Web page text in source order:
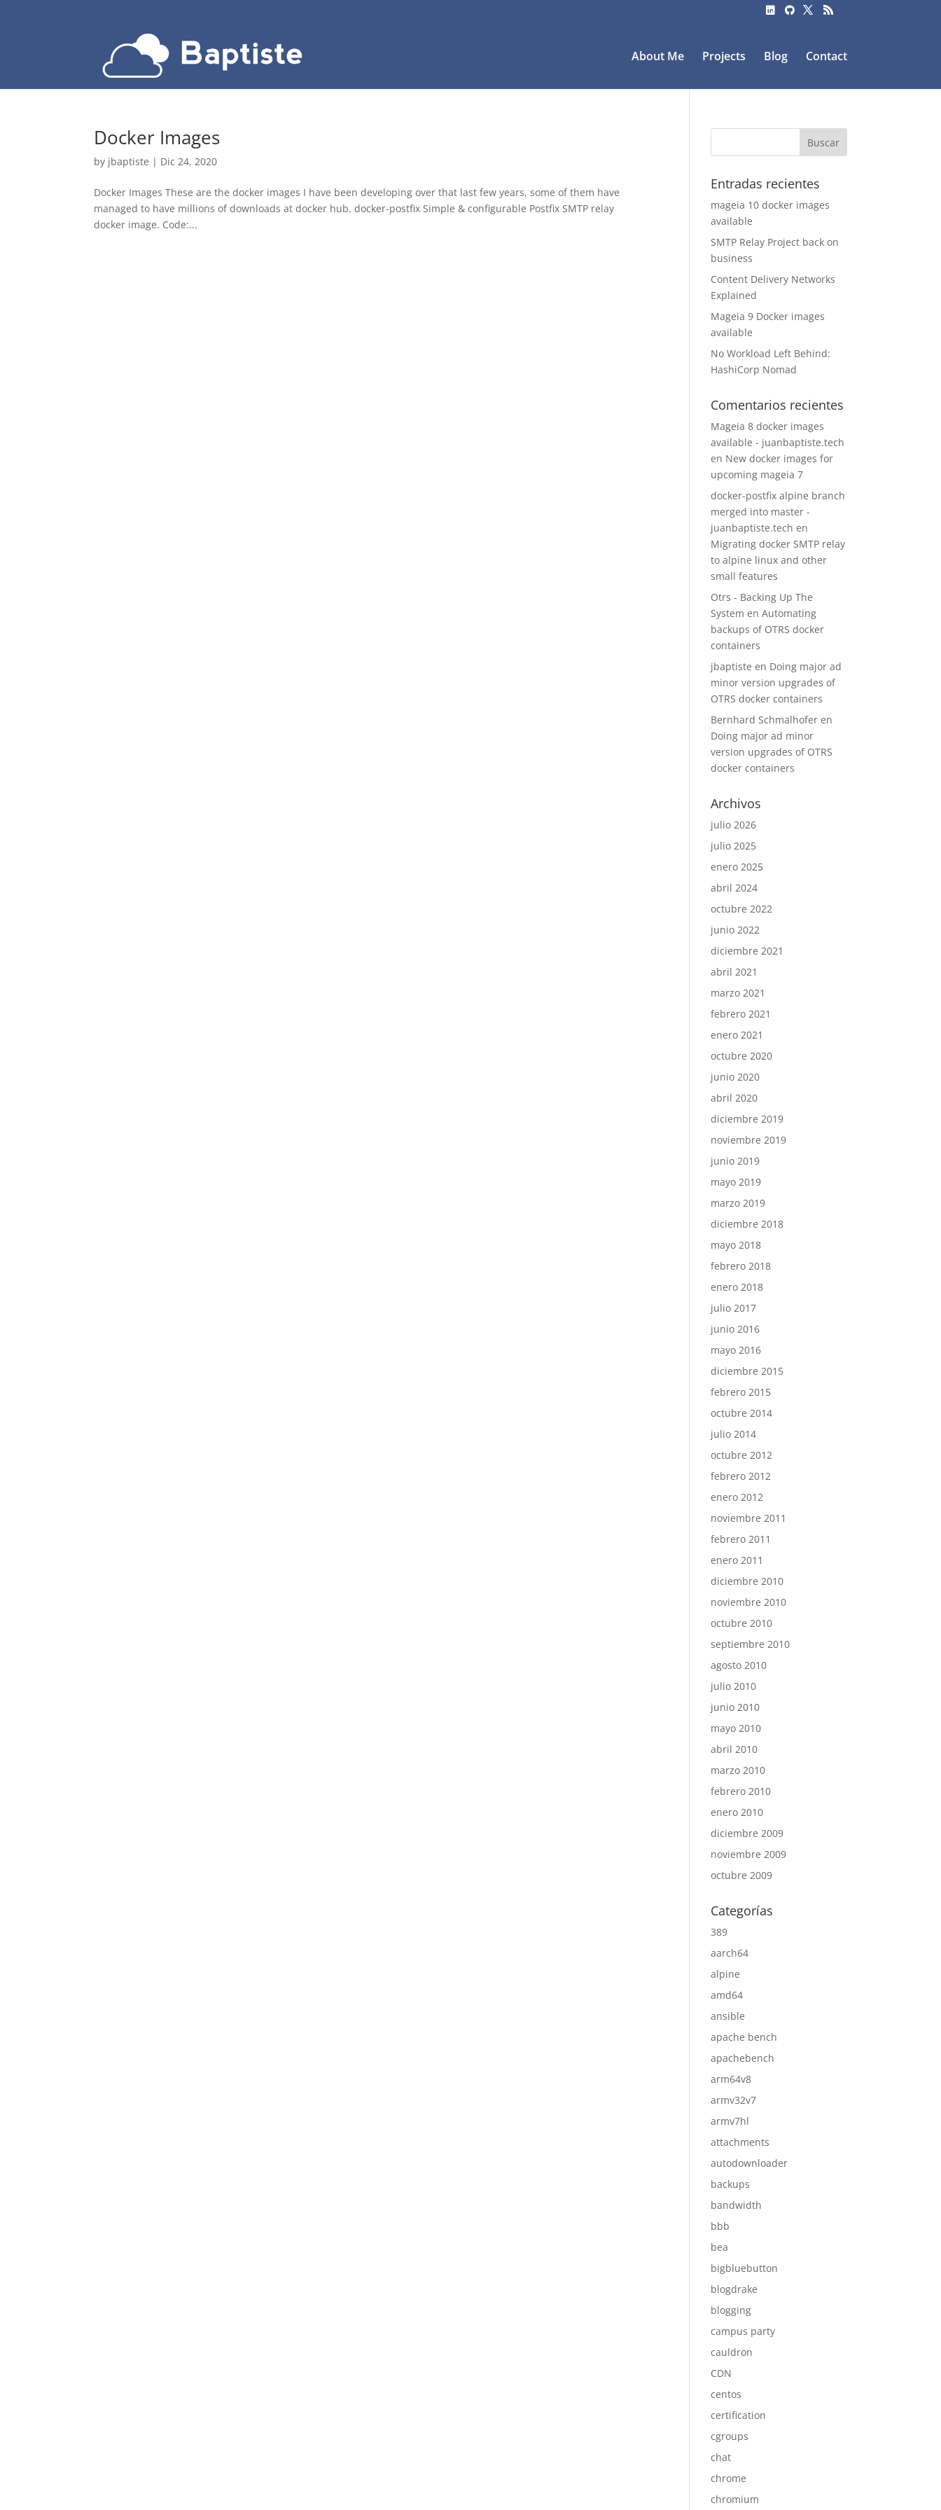
About Me Projects Blog Contact
Docker Images
by jbaptiste | Dic 24, 2020
Docker Images These are the docker images I have been developing over that last few years, some of them have
managed to have millions of downloads at docker hub. docker-postfix Simple & configurable Postfix SMTP relay
docker image. Code:...
Entradas recientes
mageia 10 docker images
available
SMTP Relay Project back on
business
Content Delivery Networks
Explained
Mageia 9 Docker images
available
No Workload Left Behind:
HashiCorp Nomad
Comentarios recientes
Mageia 8 docker images
available - juanbaptiste.tech
en New docker images for
upcoming mageia 7
docker-postfix alpine branch
merged into master -
juanbaptiste.tech en
Migrating docker SMTP relay
to alpine linux and other
small features
Otrs - Backing Up The
System enAutomating
backups of OTRS docker
containers
jbaptiste en Doing major ad
minor version upgrades of
OTRS docker containers
Bernhard Schmalhofer en
Doing major ad minor
version upgrades of OTRS
docker containers
Archivos
julio 2026
julio 2025
enero 2025
abril 2024
octubre 2022
junio 2022
diciembre 2021
abril 2021
marzo 2021
febrero 2021
enero 2021
octubre 2020
junio 2020
abril 2020
diciembre 2019
noviembre 2019
junio 2019
mayo 2019
marzo 2019
diciembre 2018
mayo 2018
febrero 2018
enero 2018
julio 2017
junio 2016
mayo 2016
diciembre 2015
febrero 2015
octubre 2014
julio 2014
octubre 2012
febrero 2012
enero 2012
noviembre 2011
febrero 2011
enero 2011
diciembre 2010
noviembre 2010
octubre 2010
septiembre 2010
agosto 2010
julio 2010
junio 2010
mayo 2010
abril 2010
marzo 2010
febrero 2010
enero 2010
diciembre 2009
noviembre 2009
octubre 2009
Categorías
389
aarch64
alpine
amd64
ansible
apache bench
apachebench
arm64v8
armv32v7
armv7hl
attachments
autodownloader
backups
bandwidth
bbb
bea
bigbluebutton
blogdrake
blogging
campus party
cauldron
CDN
centos
certification
cgroups
chat
chrome
chromium